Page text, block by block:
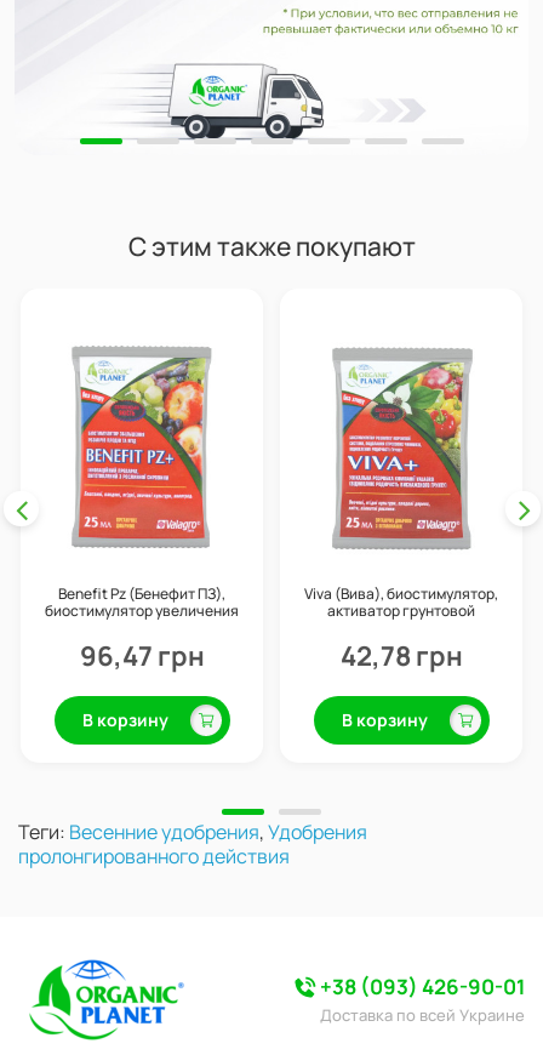
С этим также покупают
Benefit Pz (Бенефит ПЗ),
биостимулятор увеличения
96,47 грн
В корзину
Viva (Вива), биостимулятор,
активатор грунтовой
42,78 грн
В корзину
Теги: Весенние удобрения,Удобрения
пролонгированного действия
+38 (093) 426-90-01
Доставка по всей Украине